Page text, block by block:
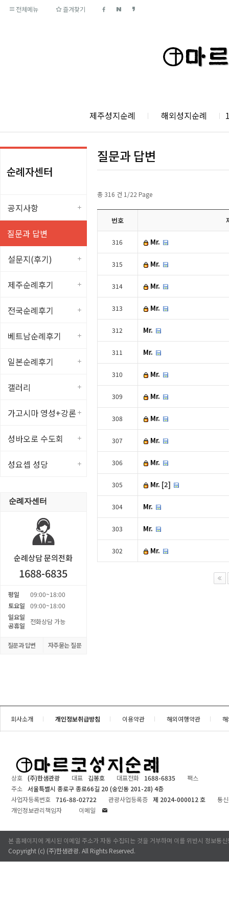
전체메뉴 즐겨찾기
제주성지순례 해외성지순례
순례자센터
공지사항
질문과 답변
설문지(후기)
제주순례후기
전국순례후기
베트남순례후기
일본순례후기
갤러리
가고시마 영성+강론
성바오로 수도회
성요셉 성당
순례자센터
순례상담 문의전화
1688-6835
평일
09:00~18:00
토요일
09:00~18:00
일요일
공휴일
전화상담 가능
질문과 답변 자주묻는 질문
질문과 답변
총 316 건 1/22 Page
번호
316 Mr.
315 Mr.
314 Mr.
313 Mr.
312 Mr.
311 Mr.
310 Mr.
309 Mr.
308 Mr.
307 Mr.
306 Mr.
305 Mr. [2]
304 Mr.
303 Mr.
302 Mr.
회사소개 개인정보취급방침 이용약관 해외여행약관
상호 (주)한샘관광 대표 김봉호 대표전화 1688-6835
팩스
주소 서울특별시 종로구 종로66길 20 (숭인동 201-28) 4층
사업자등록번호 716-88-02722 관광사업등록증 제 2024-000012 호
통
개인정보관리책임자
이메일
본 홈페이지에 게시된 이메일 주소가 자동 수집되는 것을 거부하며 이를 위반시 정보통
Copyright (c) (주)한샘관광. All Rights Reserved.